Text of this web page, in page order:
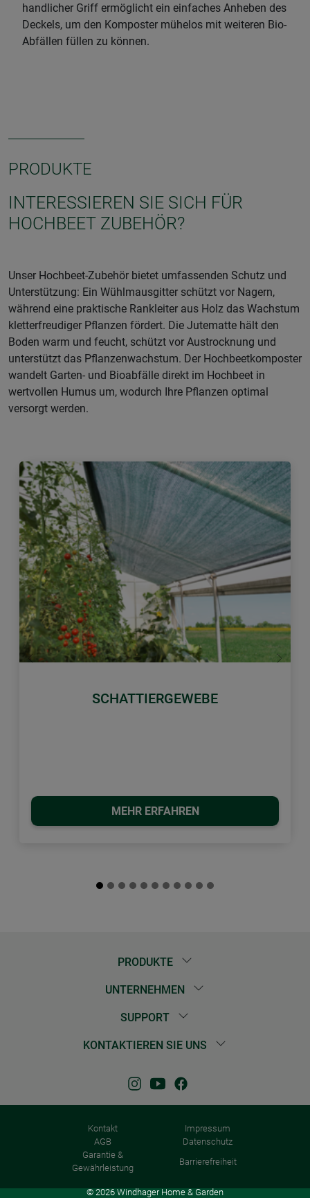
handlicher Griff ermöglicht ein einfaches Anheben des
Deckels, um den Komposter mühelos mit weiteren Bio-
Abfällen füllen zu können.
PRODUKTE
INTERESSIEREN SIE SICH FÜR
HOCHBEET ZUBEHÖR?
Unser Hochbeet-Zubehör bietet umfassenden Schutz und
Unterstützung: Ein Wühlmausgitter schützt vor Nagern,
während eine praktische Rankleiter aus Holz das Wachstum
kletterfreudiger Pflanzen fördert. Die Jutematte hält den
Boden warm und feucht, schützt vor Austrocknung und
unterstützt das Pflanzenwachstum. Der Hochbeetkomposter
wandelt Garten- und Bioabfälle direkt im Hochbeet in
wertvollen Humus um, wodurch Ihre Pflanzen optimal
versorgt werden.
SCHATTIERGEWEBE
MEHR ERFAHREN
Zurück Weiter
PRODUKTE
UNTERNEHMEN
SUPPORT
KONTAKTIEREN SIE UNS
Kontakt
Impressum
AGB
Datenschutz
Garantie &
Gewährleistung
Barrierefreiheit
© 2026 Windhager Home & Garden